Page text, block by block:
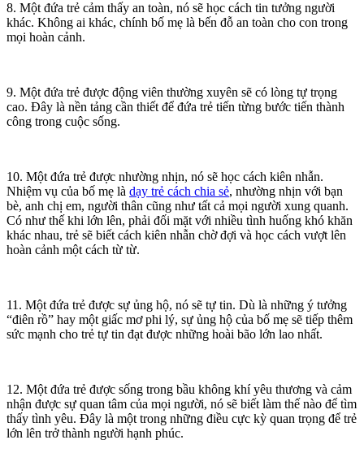
8. Một đứa trẻ cảm thấy an toàn, nó sẽ học cách tin tưởng người
khác. Không ai khác, chính bố mẹ là bến đỗ an toàn cho con trong
mọi hoàn cảnh.
9. Một đứa trẻ được động viên thường xuyên sẽ có lòng tự trọng
cao. Đây là nền tảng cần thiết để đứa trẻ tiến từng bước tiến thành
công trong cuộc sống.
10. Một đứa trẻ được nhường nhịn, nó sẽ học cách kiên nhẫn.
Nhiệm vụ của bố mẹ là dạy trẻ cách chia sẻ, nhường nhịn với bạn
bè, anh chị em, người thân cũng như tất cả mọi người xung quanh.
Có như thế khi lớn lên, phải đối mặt với nhiều tình huống khó khăn
khác nhau, trẻ sẽ biết cách kiên nhẫn chờ đợi và học cách vượt lên
hoàn cảnh một cách từ từ.
11. Một đứa trẻ được sự ủng hộ, nó sẽ tự tin. Dù là những ý tưởng
“điên rồ” hay một giấc mơ phi lý, sự ủng hộ của bố mẹ sẽ tiếp thêm
sức mạnh cho trẻ tự tin đạt được những hoài bão lớn lao nhất.
12. Một đứa trẻ được sống trong bầu không khí yêu thương và cảm
nhận được sự quan tâm của mọi người, nó sẽ biết làm thế nào để tìm
thấy tình yêu. Đây là một trong những điều cực kỳ quan trọng để trẻ
lớn lên trở thành người hạnh phúc.